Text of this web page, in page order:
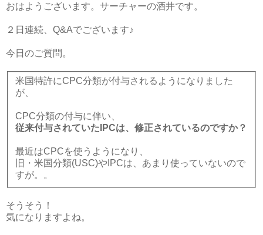
おはようございます。サーチャーの酒井です。
２日連続、Q&Aでございます♪
今日のご質問。
米国特許にCPC分類が付与されるようになりました
が、
CPC分類の付与に伴い、
従来付与されていたIPCは、修正されているのですか？
最近はCPCを使うようになり、
旧・米国分類(USC)やIPCは、あまり使っていないので
すが。。
そうそう！
気になりますよね。